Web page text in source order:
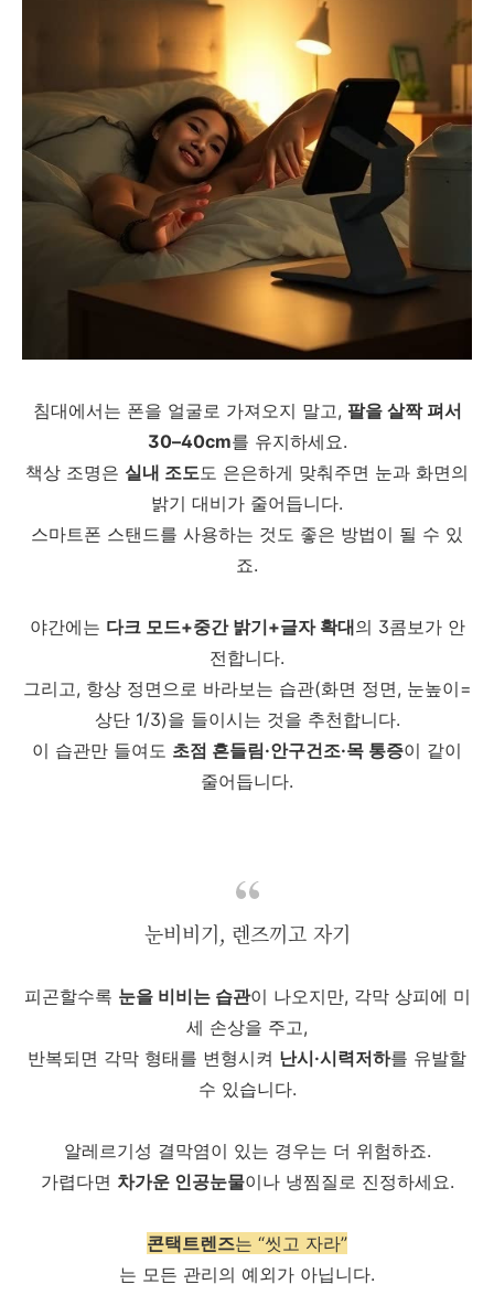
침대에서는 폰을 얼굴로 가져오지 말고, 팔을 살짝 펴서
30–40cm를 유지하세요.
책상 조명은 실내 조도도 은은하게 맞춰주면 눈과 화면의
밝기 대비가 줄어듭니다.
스마트폰 스탠드를 사용하는 것도 좋은 방법이 될 수 있
죠.
야간에는 다크 모드+중간 밝기+글자 확대의 3콤보가 안
전합니다.
그리고, 항상 정면으로 바라보는 습관(화면 정면, 눈높이=
상단 1/3)을 들이시는 것을 추천합니다.
이 습관만 들여도 초점 흔들림·안구건조·목 통증이 같이
줄어듭니다.
눈비비기, 렌즈끼고 자기
피곤할수록 눈을 비비는 습관이 나오지만, 각막 상피에 미
세 손상을 주고,
반복되면 각막 형태를 변형시켜 난시·시력저하를 유발할
수 있습니다.
알레르기성 결막염이 있는 경우는 더 위험하죠.
가렵다면 차가운 인공눈물이나 냉찜질로 진정하세요.
콘택트렌즈는 “씻고 자라”
는 모든 관리의 예외가 아닙니다.